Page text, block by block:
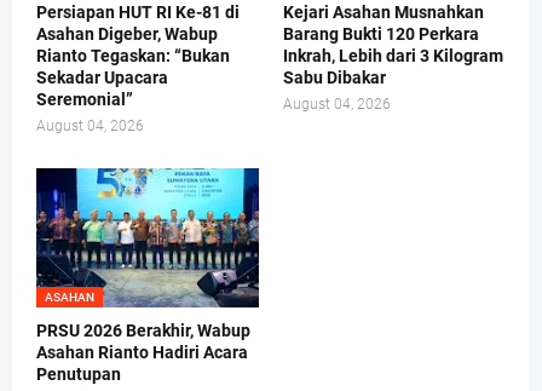
Persiapan HUT RI Ke-81 di
Asahan Digeber, Wabup
Rianto Tegaskan: “Bukan
Sekadar Upacara
Seremonial”
August 04, 2026
Kejari Asahan Musnahkan
Barang Bukti 120 Perkara
Inkrah, Lebih dari 3 Kilogram
Sabu Dibakar
August 04, 2026
ASAHAN
PRSU 2026 Berakhir, Wabup
Asahan Rianto Hadiri Acara
Penutupan